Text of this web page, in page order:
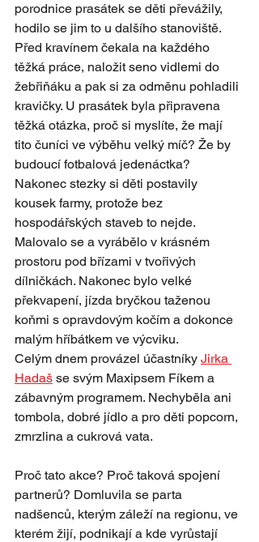
porodnice prasátek se děti převážily,
hodilo se jim to u dalšího stanoviště.
Před kravínem čekala na každého
těžká práce, naložit seno vidlemi do
žebřiňáku a pak si za odměnu pohladili
kravičky. U prasátek byla připravena
těžká otázka, proč si myslíte, že mají
tito čuníci ve výběhu velký míč? Že by
budoucí fotbalová jedenáctka?
Nakonec stezky si děti postavily
kousek farmy, protože bez
hospodářských staveb to nejde.
Malovalo se a vyrábělo v krásném
prostoru pod břízami v tvořivých
dílničkách. Nakonec bylo velké
překvapení, jízda bryčkou taženou
koňmi s opravdovým kočím a dokonce
malým hříbátkem ve výcviku.
Celým dnem provázel účastníky Jirka
Hadaš se svým Maxipsem Fíkem a
zábavným programem. Nechyběla ani
tombola, dobré jídlo a pro děti popcorn,
zmrzlina a cukrová vata.
Proč tato akce? Proč taková spojení
partnerů? Domluvila se parta
nadšenců, kterým záleží na regionu, ve
kterém žijí, podnikají a kde vyrůstají